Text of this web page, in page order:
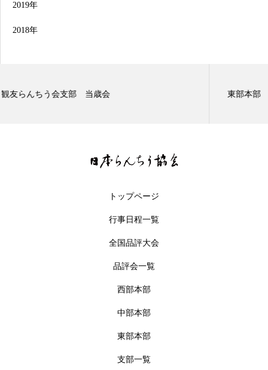
2019年
2018年
東部本部 観友らんちう会支部 二歳会
トップページ
行事日程一覧
全国品評大会
品評会一覧
西部本部
中部本部
東部本部
支部一覧
品評会一覧